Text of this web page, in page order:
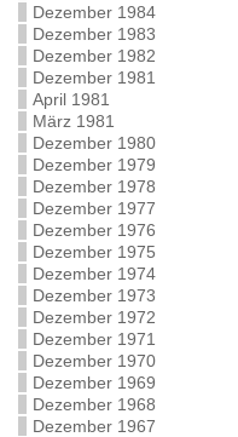
Dezember 1984
Dezember 1983
Dezember 1982
Dezember 1981
April 1981
März 1981
Dezember 1980
Dezember 1979
Dezember 1978
Dezember 1977
Dezember 1976
Dezember 1975
Dezember 1974
Dezember 1973
Dezember 1972
Dezember 1971
Dezember 1970
Dezember 1969
Dezember 1968
Dezember 1967